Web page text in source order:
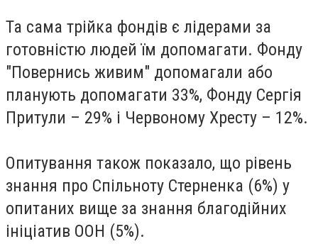
Та сама трійка фондів є лідерами за
готовністю людей їм допомагати. Фонду
"Повернись живим" допомагали або
планують допомагати 33%, Фонду Сергія
Притули – 29% і Червоному Хресту – 12%.
Опитування також показало, що рівень
знання про Спільноту Стерненка (6%) у
опитаних вище за знання благодійних
ініціатив ООН (5%).